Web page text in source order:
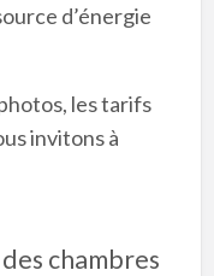
d’énergie
les tarifs
invitons à
chambres